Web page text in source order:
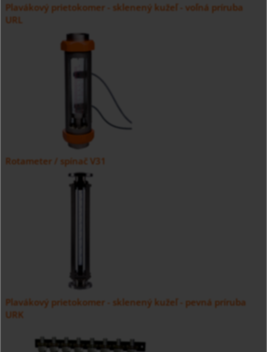
Plavákový prietokomer - sklenený kužeľ - voľná príruba
URL
Rotameter / spínač V31
Plavákový prietokomer - sklenený kužeľ - pevná príruba
URK